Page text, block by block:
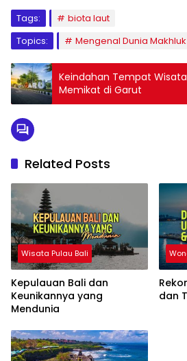
Tags:
biota laut
Topics:
Mengenal Dunia
Keindahan Tempat
Memikat di Garut
Related Posts
Wisata Pulau Bali
Kepulauan Bali dan
Keunikannya yang
Mendunia
dan